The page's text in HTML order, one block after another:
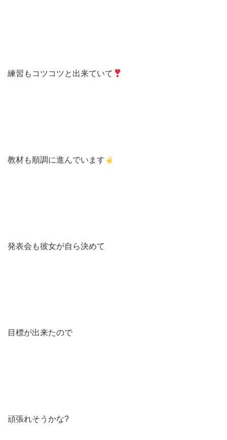
練習もコツコツと出来ていて
教材も順調に進んでいます
発表会も彼女が自ら決めて
目標が出来たので
頑張れそうかな?